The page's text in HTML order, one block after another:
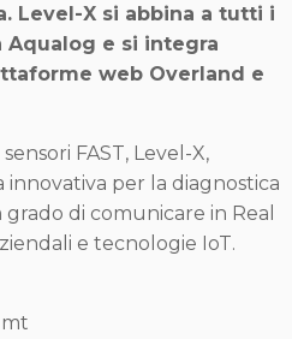
Level-X si abbina a tutti i
e si integra
web Overland e
FAST, Level-X,
per la diagnostica
di comunicare in Real
e tecnologie IoT.
mt